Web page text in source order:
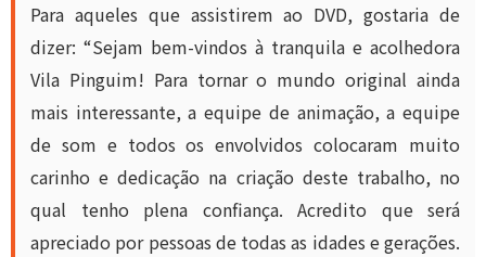
Para aqueles que assistirem ao DVD, gostaria de
dizer: “Sejam bem-vindos à tranquila e acolhedora
Vila Pinguim! Para tornar o mundo original ainda
mais interessante, a equipe de animação, a equipe
de som e todos os envolvidos colocaram muito
carinho e dedicação na criação deste trabalho, no
qual tenho plena confiança. Acredito que será
apreciado por pessoas de todas as idades e gerações.